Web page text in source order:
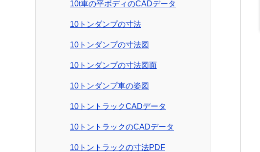
10t車の平ボディのCADデータ
10トンダンプの寸法
10トンダンプの寸法図
10トンダンプの寸法図面
10トンダンプ車の姿図
10トントラックCADデータ
10トントラックのCADデータ
10トントラックの寸法PDF